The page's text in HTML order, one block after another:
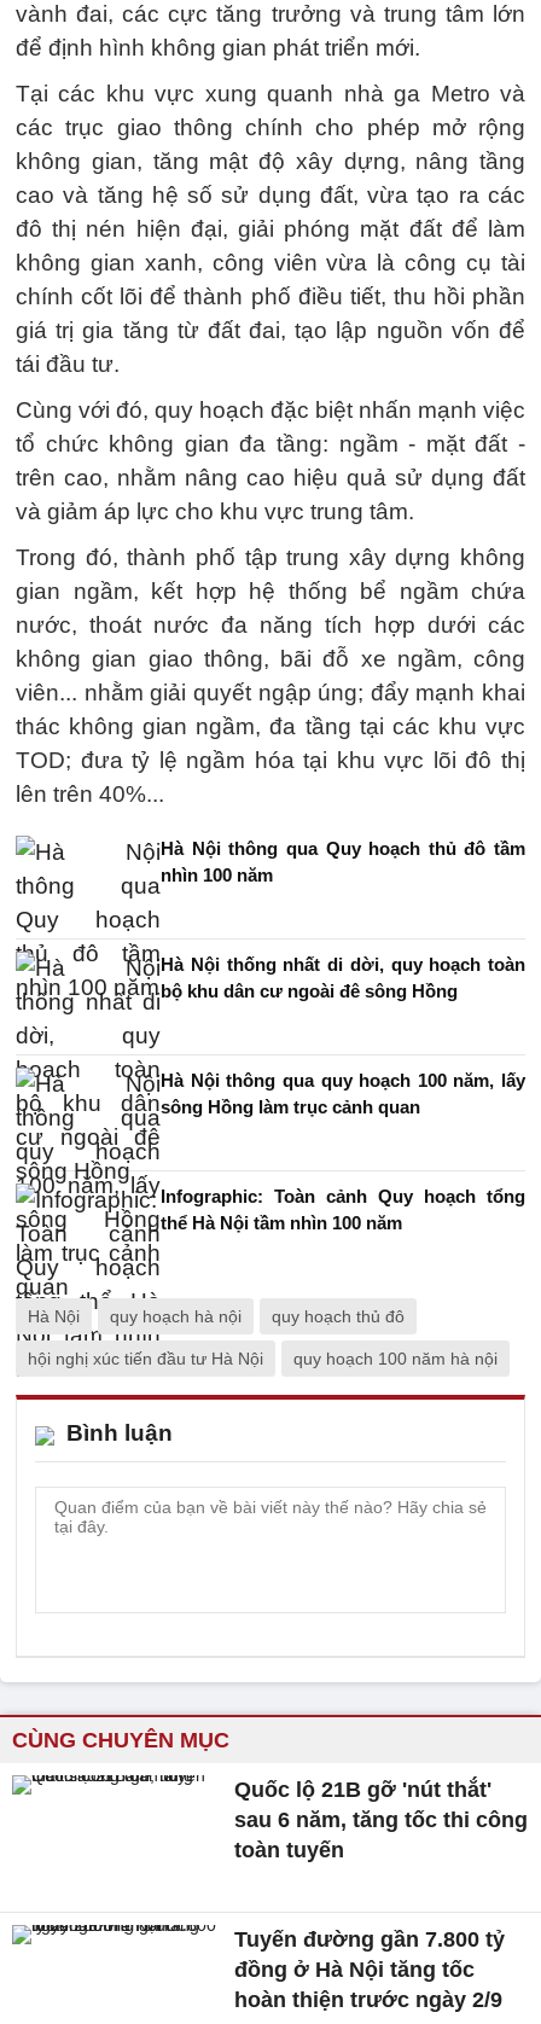
vành đai, các cực tăng trưởng và trung tâm lớn
để định hình không gian phát triển mới.
Tại các khu vực xung quanh nhà ga Metro và
các trục giao thông chính cho phép mở rộng
không gian, tăng mật độ xây dựng, nâng tầng
cao và tăng hệ số sử dụng đất, vừa tạo ra các
đô thị nén hiện đại, giải phóng mặt đất để làm
không gian xanh, công viên vừa là công cụ tài
chính cốt lõi để thành phố điều tiết, thu hồi phần
giá trị gia tăng từ đất đai, tạo lập nguồn vốn để
tái đầu tư.
Cùng với đó, quy hoạch đặc biệt nhấn mạnh việc
tổ chức không gian đa tầng: ngầm - mặt đất -
trên cao, nhằm nâng cao hiệu quả sử dụng đất
và giảm áp lực cho khu vực trung tâm.
Trong đó, thành phố tập trung xây dựng không
gian ngầm, kết hợp hệ thống bể ngầm chứa
nước, thoát nước đa năng tích hợp dưới các
không gian giao thông, bãi đỗ xe ngầm, công
viên... nhằm giải quyết ngập úng; đẩy mạnh khai
thác không gian ngầm, đa tầng tại các khu vực
TOD; đưa tỷ lệ ngầm hóa tại khu vực lõi đô thị
lên trên 40%...
Hà Nội thông qua Quy hoạch thủ đô tầm
nhìn 100 năm
Hà Nội thống nhất di dời, quy hoạch toàn
bộ khu dân cư ngoài đê sông Hồng
Hà Nội thông qua quy hoạch 100 năm, lấy
sông Hồng làm trục cảnh quan
Infographic: Toàn cảnh Quy hoạch tổng
thể Hà Nội tầm nhìn 100 năm
Hà Nội quy hoạch hà nội quy hoạch thủ đô
hội nghị xúc tiến đầu tư Hà Nội quy hoạch 100 năm hà nội
Bình luận
CÙNG CHUYÊN MỤC
Quốc lộ 21B gỡ 'nút thắt'
sau 6 năm, tăng tốc thi công
toàn tuyến
Tuyến đường gần 7.800 tỷ
đồng ở Hà Nội tăng tốc
hoàn thiện trước ngày 2/9